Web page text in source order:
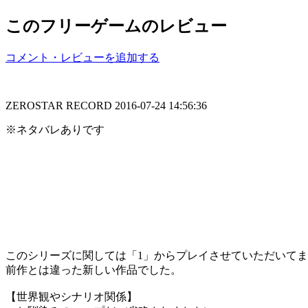
このフリーゲームのレビュー
コメント・レビューを追加する
ZEROSTAR RECORD 2016-07-24 14:56:36
※ネタバレありです
このシリーズに関しては「1」からプレイさせていただいて
前作とは違った新しい作品でした。
【世界観やシナリオ関係】